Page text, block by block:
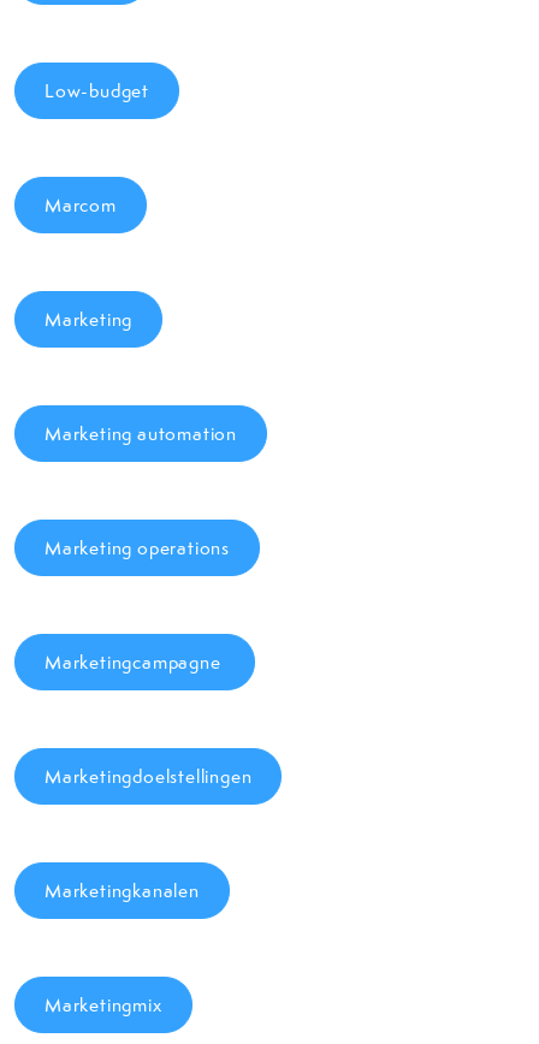
Low-budget
Marcom
Marketing
Marketing automation
Marketing operations
Marketingcampagne
Marketingdoelstellingen
Marketingkanalen
Marketingmix